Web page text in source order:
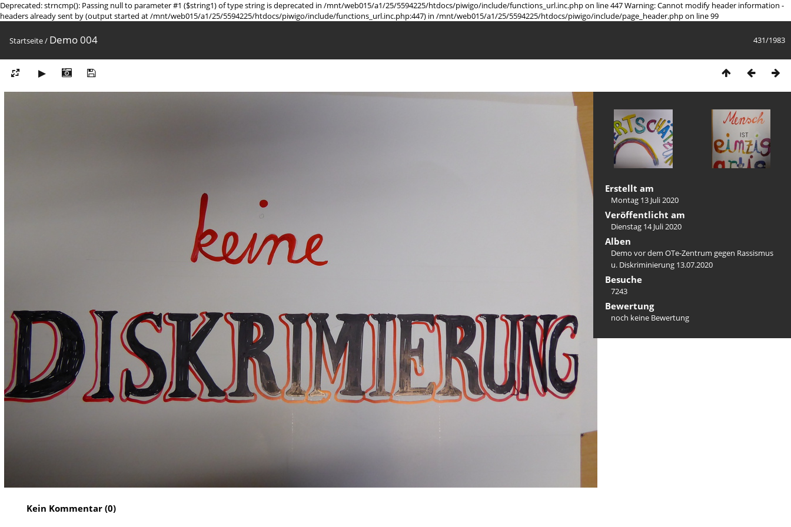
Deprecated: strncmp(): Passing null to parameter #1 ($string1) of type string is deprecated in /mnt/web015/a1/25/5594225/htdocs/piwigo/include/functions_url.inc.php on line 447 Warning: Cannot modify header information -
headers already sent by (output started at /mnt/web015/a1/25/5594225/htdocs/piwigo/include/functions_url.inc.php:447) in /mnt/web015/a1/25/5594225/htdocs/piwigo/include/page_header.php on line 99
431/1983
Startseite/ Demo 004
Erstellt am
Montag 13 Juli 2020
Veröffentlicht am
Dienstag 14 Juli 2020
Alben
Demo vor dem OTe-Zentrum gegen Rassismus
u. Diskriminierung 13.07.2020
Besuche
7243
Bewertung
noch keine Bewertung
Kein Kommentar (0)